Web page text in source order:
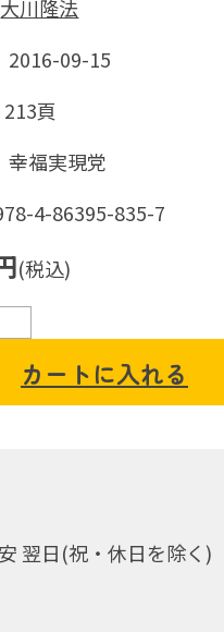
大川隆法
2016-09-15
頁
幸福実現党
4-86395-835-7
(税込)
カートに入れる
翌日(祝・休日を除く)